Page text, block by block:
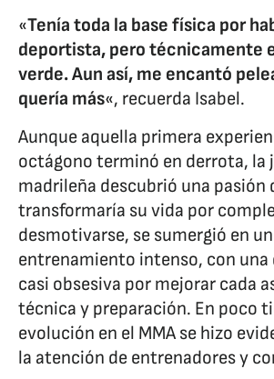
«Tenía toda la base física por
deportista, pero técnicamente
verde. Aun así, me encantó
quería más«, recuerda Isabel.
Aunque aquella primera
octágono terminó en derrota, la
madrileña descubrió una pasión
transformaría su vida por
desmotivarse, se sumergió en un
entrenamiento intenso, con una
casi obsesiva por mejorar cada
técnica y preparación. En poco
evolución en el MMA se hizo
la atención de entrenadores y